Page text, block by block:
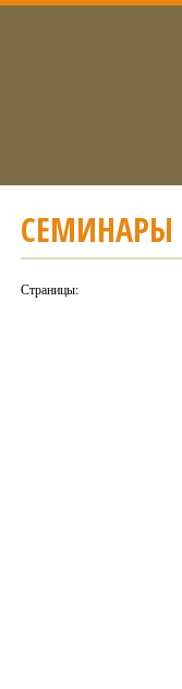
СЕМИНАРЫ
Страницы: